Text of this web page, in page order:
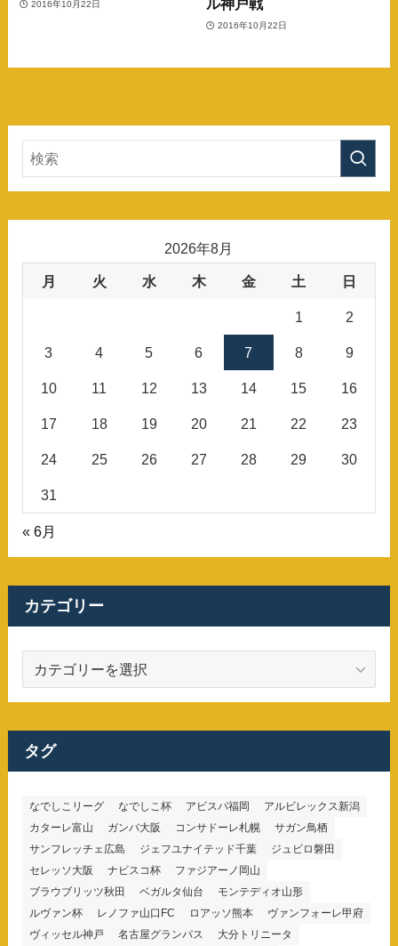
2016年10月22日 ル神戸戦
2016年10月22日
2026年8月
月 火 水 木 金 土 日
1 2
3 4 5 6 7 8 9
10 11 12 13 14 15 16
17 18 19 20 21 22 23
24 25 26 27 28 29 30
31
« 6月
カテゴリー
ゴ
リ
ー
タグ
なでしこリーグ なでしこ杯 アビスパ福岡
アルビレックス新潟
カターレ富山
ガンバ大阪 コンサドーレ札幌
サガン鳥栖
サンフレッチェ広島
ジェフユナイテッド千葉
ジュビロ磐田
セレッソ大阪
ナビスコ杯
ファジアーノ岡山
ブラウブリッツ秋田
ベガルタ仙台
モンテディオ山形
ルヴァン杯
レノファ山口FC ロアッソ熊本
ヴァンフォーレ甲府
ヴィッセル神戸
名古屋グランパス
大分トリニータ